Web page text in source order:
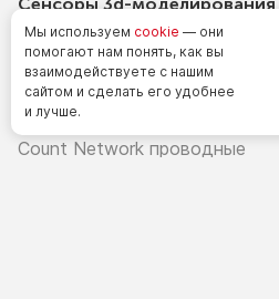
Real-3D
Горизонтальные сенсоры
Count Network проводные
Мы используем cookie — они
помогают нам понять, как вы
взаимодействуете с нашим
сайтом и сделать его удобнее
и лучше.